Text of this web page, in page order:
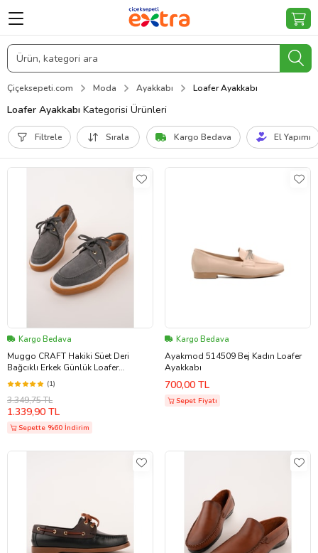
Çiçeksepeti.com Moda Ayakkabı Loafer Ayakkabı
Loafer Ayakkabı Kategorisi Ürünleri
Filtrele Sırala Kargo Bedava El Yapımı
Kargo Bedava
Muggo CRAFT Hakiki Süet Deri
Bağcıklı Erkek Günlük Loafer
Ayakkabı (Gri)
(1)
3.349,75 TL
1.339,90 TL
Sepette %60 İndirim
Kargo Bedava
Ayakmod 514509 Bej Kadın Loafer
Ayakkabı
700,00 TL
Sepet Fiyatı